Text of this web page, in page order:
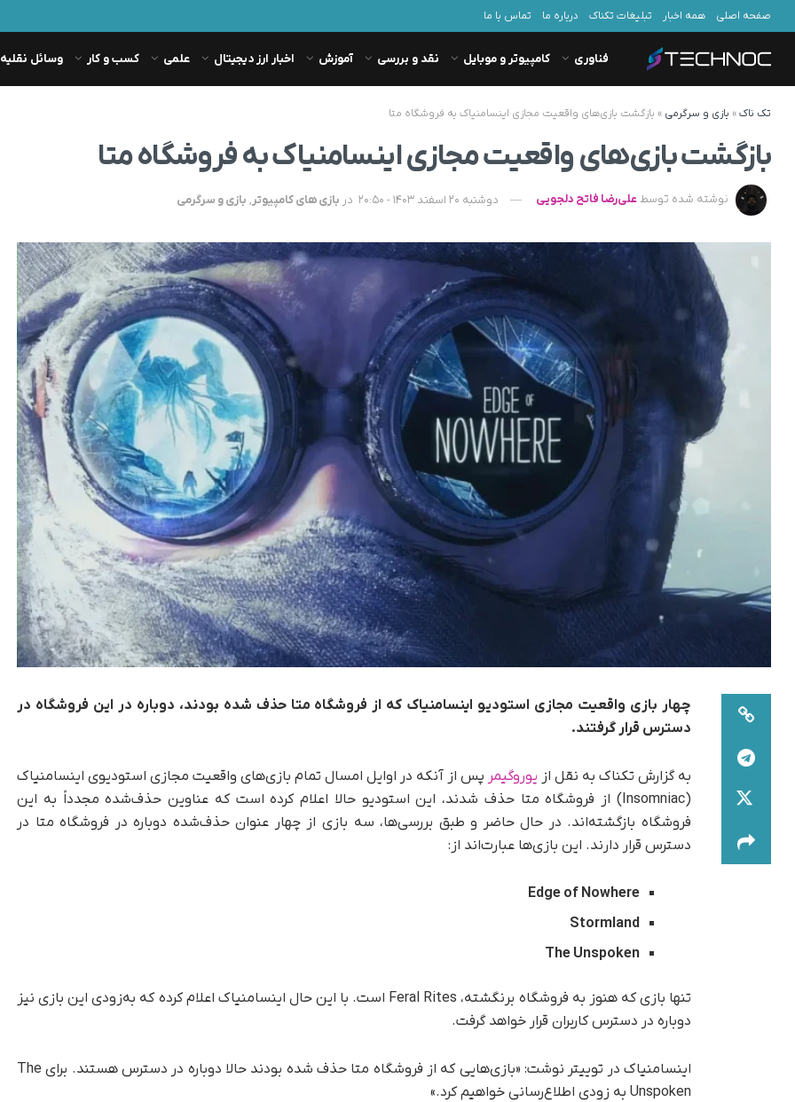
صفحه اصلی همه اخبار تبلیغات تکناک درباره ما تماس با ما
فناوری کامپیوتر و موبایل نقد و بررسی آموزش اخبار ارز دیجیتال علمی کسب و کار وسائل نقلیه
تک ناک» بازی و سرگرمی » بازگشت بازی‌های واقعیت مجازی اینسامنیاک به فروشگاه متا
بازگشت بازی‌های واقعیت مجازی اینسامنیاک به فروشگاه متا
نوشته شده توسط علی‌رضا فاتح دلجویی دوشنبه 20 اسفند 1403 - 20:50 در بازی های کامپیوتر, بازی و سرگرمی
چهار بازی واقعیت مجازی استودیو اینسامنیاک که از فروشگاه متا حذف شده بودند، دوباره در این فروشگاه در
دسترس قرار گرفتند.
به گزارش تکناک به نقل از یوروگیمر پس از آنکه در اوایل امسال تمام بازی‌های واقعیت مجازی استودیوی اینسامنیاک
(Insomniac) از فروشگاه متا حذف شدند، این استودیو حالا اعلام کرده است که عناوین حذف‌شده مجدداً به این
فروشگاه بازگشته‌اند. در حال حاضر و طبق بررسی‌ها، سه بازی از چهار عنوان حذف‌شده دوباره در فروشگاه متا در
دسترس قرار دارند. این بازی‌ها عبارت‌اند از:
Edge of Nowhere
Stormland
The Unspoken
تنها بازی که هنوز به فروشگاه برنگشته، Feral Rites است. با این حال اینسامنیاک اعلام کرده که به‌زودی این بازی نیز
دوباره در دسترس کاربران قرار خواهد گرفت.
اینسامنیاک در توییتر نوشت: «بازی‌هایی که از فروشگاه متا حذف شده بودند حالا دوباره در دسترس هستند. برای The
Unspoken به زودی اطلاع‌رسانی خواهیم کرد.»